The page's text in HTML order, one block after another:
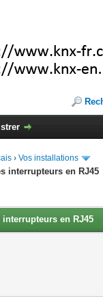
› Vos installations
interrupteurs en RJ45
en RJ45